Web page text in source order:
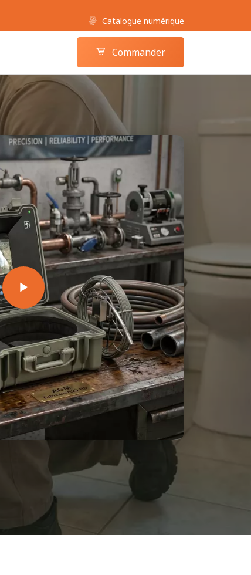
Catalogue numérique
Boutique camera-inspection.com
Panier
Commander